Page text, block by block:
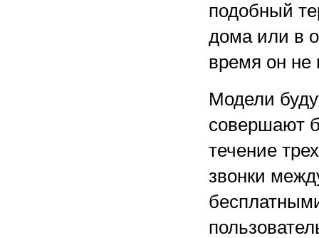
подобный
дома или в
время он не
Модели
совершают
течение
звонки